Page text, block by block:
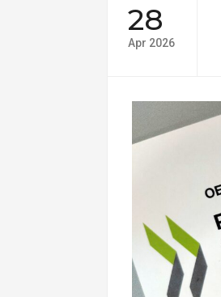
28
Apr 2026